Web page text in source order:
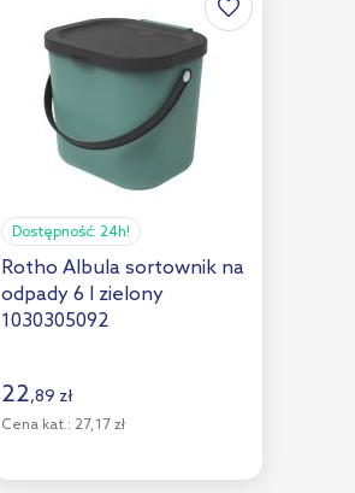
Dostępność: 24h!
Rotho Albula sortownik na
odpady 6 l zielony
1030305092
22,89 zł
Cena kat.: 27,17 zł